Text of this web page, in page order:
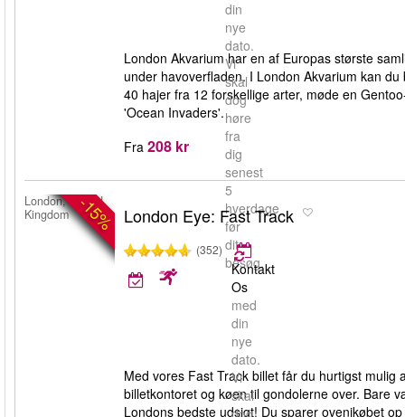
din
nye
dato.
Vi
skal
dog
høre
fra
dig
senest
5
hverdage
før
dit
besøg.
London Akvarium har en af Europas største
under havoverfladen. I London Akvarium kan
40 hajer fra 12 forskellige arter, møde en
'Ocean Invaders'.
Fra 208 kr
-15%
London, United
Kingdom
London Eye: Fast Track
(352)
Kontakt
Os
med
din
nye
dato.
Vi
skal
Med vores Fast Track billet får du hurtigst
billetkontoret og køen til gondolerne over. Bare
Londons bedste udsigt! Du sparer ovenikøbet